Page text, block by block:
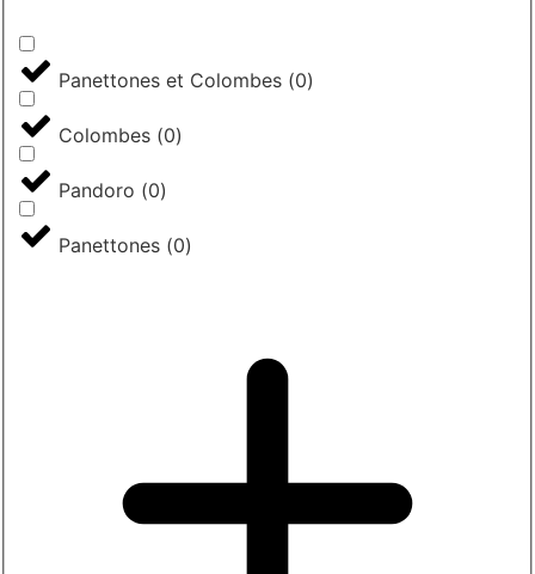
Panettones et Colombes (0)
Colombes (0)
Pandoro (0)
Panettones (0)